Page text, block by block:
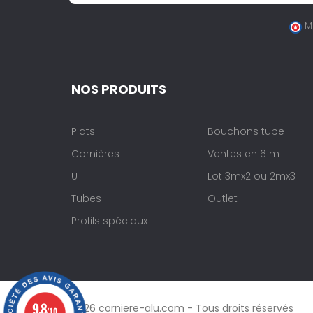
NOS PRODUITS
Plats
Cornières
U
Tubes
Profils spéciaux
Bouchons tube
Ventes en 6 m
Lot 3mx2 ou 2mx3
Outlet
© 2026 corniere-alu.com - Tous droits réservés
9.8/10